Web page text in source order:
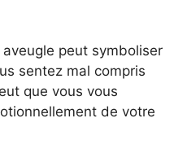
peut symboliser
sentez mal compris
que vous vous
de votre